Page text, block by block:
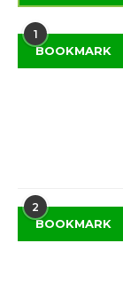
1
BOOKMARK
2
BOOKMARK